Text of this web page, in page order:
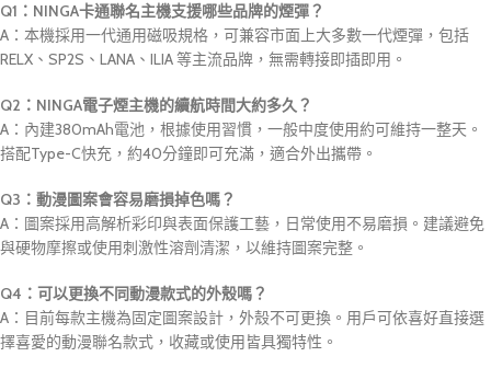
Q1：NINGA卡通聯名主機支援哪些品牌的煙彈？
A：本機採用一代通用磁吸規格，可兼容市面上大多數一代煙彈，包括
RELX、SP2S、LANA、ILIA 等主流品牌，無需轉接即插即用。
Q2：NINGA電子煙主機的續航時間大約多久？
A：內建380mAh電池，根據使用習慣，一般中度使用約可維持一整天。
搭配Type-C快充，約40分鐘即可充滿，適合外出攜帶。
Q3：動漫圖案會容易磨損掉色嗎？
A：圖案採用高解析彩印與表面保護工藝，日常使用不易磨損。建議避免
與硬物摩擦或使用刺激性溶劑清潔，以維持圖案完整。
Q4：可以更換不同動漫款式的外殼嗎？
A：目前每款主機為固定圖案設計，外殼不可更換。用戶可依喜好直接選
擇喜愛的動漫聯名款式，收藏或使用皆具獨特性。